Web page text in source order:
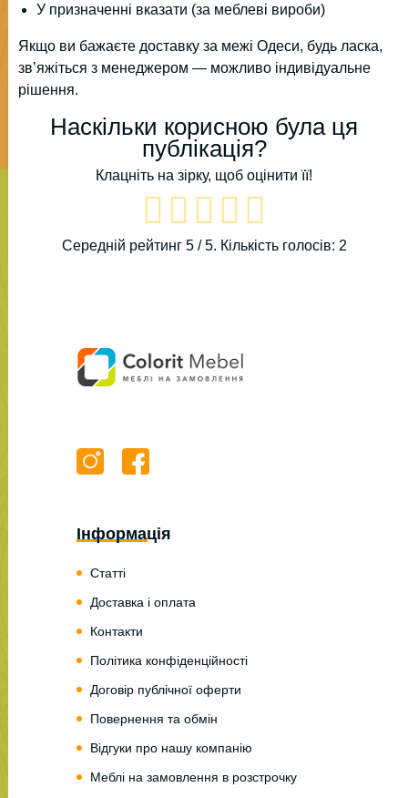
У призначенні вказати (за меблеві вироби)
Якщо ви бажаєте доставку за межі Одеси, будь ласка,
зв’яжіться з менеджером — можливо індивідуальне
рішення.
Наскільки корисною була ця
публікація?
Клацніть на зірку, щоб оцінити її!
Середній рейтинг 5/ 5. Кількість голосів: 2
Інформація
Статті
Доставка і оплата
Контакти
Політика конфіденційності
Договір публічної оферти
Повернення та обмін
Відгуки про нашу компанію
Меблі на замовлення в розстрочку